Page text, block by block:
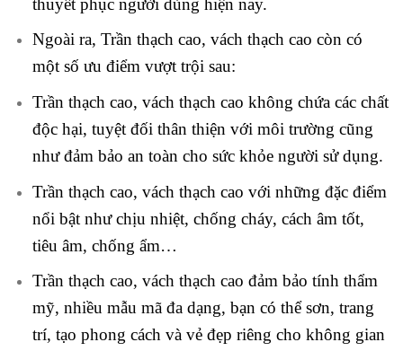
thuyết phục người dùng hiện nay.
Ngoài ra, Trần thạch cao, vách thạch cao còn có
một số ưu điểm vượt trội sau:
Trần thạch cao, vách thạch cao không chứa các chất
độc hại, tuyệt đối thân thiện với môi trường cũng
như đảm bảo an toàn cho sức khỏe người sử dụng.
Trần thạch cao, vách thạch cao với những đặc điểm
nổi bật như chịu nhiệt, chống cháy, cách âm tốt,
tiêu âm, chống ẩm…
Trần thạch cao, vách thạch cao đảm bảo tính thẩm
mỹ, nhiều mẫu mã đa dạng, bạn có thể sơn, trang
trí, tạo phong cách và vẻ đẹp riêng cho không gian